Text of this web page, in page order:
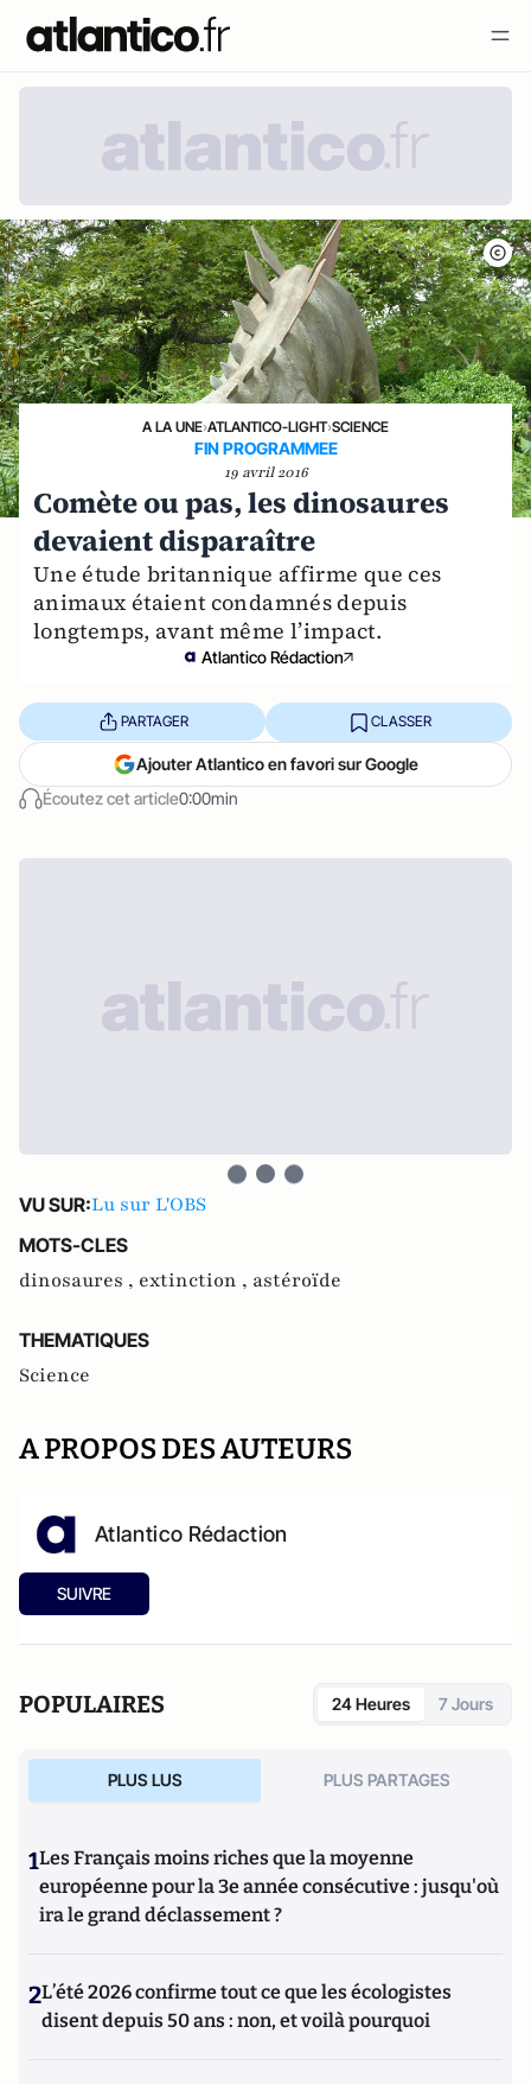
A LA UNE›ATLANTICO-LIGHT›SCIENCE
FIN PROGRAMMEE
19 avril 2016
Comète ou pas, les dinosaures
devaient disparaître
Une étude britannique affirme que ces
animaux étaient condamnés depuis
longtemps, avant même l’impact.
Atlantico Rédaction
Écoutez cet article0:00min
PARTAGER CLASSER
Ajouter Atlantico en favori sur Google
VU SUR:Lu sur L'OBS
MOTS-CLES
dinosaures , extinction , astéroïde
THEMATIQUES
Science
A PROPOS DES AUTEURS
Atlantico Rédaction
SUIVRE
POPULAIRES 24 Heures 7 Jours
PLUS LUS PLUS PARTAGES
1Les Français moins riches que la moyenne
européenne pour la 3e année consécutive : jusqu'où
ira le grand déclassement ?
2L’été 2026 confirme tout ce que les écologistes
disent depuis 50 ans : non, et voilà pourquoi